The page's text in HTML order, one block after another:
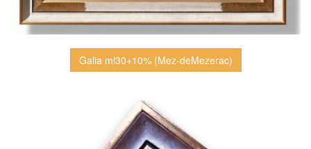
Galia ml30+10% (Mez-deMezerac)